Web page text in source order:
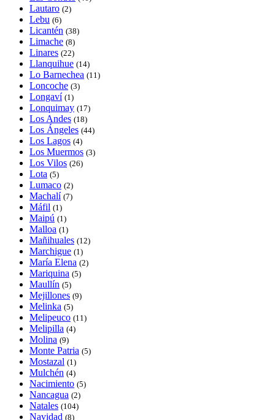
Lautaro (2)
Lebu (6)
Licantén (38)
Limache (8)
Linares (22)
Llanquihue (14)
Lo Barnechea (11)
Loncoche (3)
Longaví (1)
Lonquimay (17)
Los Andes (18)
Los Ángeles (44)
Los Lagos (4)
Los Muermos (3)
Los Vilos (26)
Lota (5)
Lumaco (2)
Machalí (7)
Máfil (1)
Maipú (1)
Malloa (1)
Mañihuales (12)
Marchigue (1)
María Elena (2)
Mariquina (5)
Maullín (5)
Mejillones (9)
Melinka (5)
Melipeuco (11)
Melipilla (4)
Molina (9)
Monte Patria (5)
Mostazal (1)
Mulchén (4)
Nacimiento (5)
Nancagua (2)
Natales (104)
Navidad (8)